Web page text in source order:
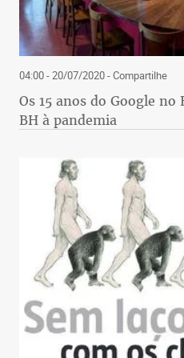
04:00 - 20/07/2020- Compartilhe
Os 15 anos do Google
BH à pandemia